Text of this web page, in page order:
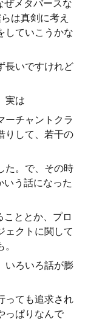
ぜメタバースな
は真剣に考え
していこうかな
長いですけれど
実は
ーチャントクラ
りして、若干の
た。で、その時
いう話になった
ととか、プロ
ェクトに関して
いろいろ話が膨
っても追求され
っぱりなんで